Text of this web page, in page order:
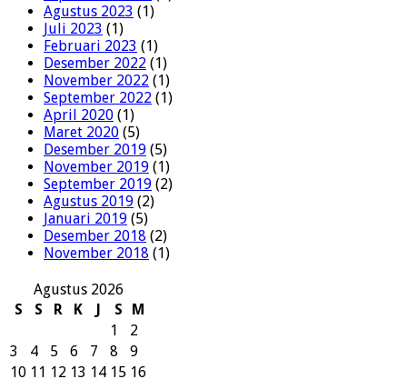
Agustus 2023 (1)
Juli 2023 (1)
Februari 2023 (1)
Desember 2022 (1)
November 2022 (1)
September 2022 (1)
April 2020 (1)
Maret 2020 (5)
Desember 2019 (5)
November 2019 (1)
September 2019 (2)
Agustus 2019 (2)
Januari 2019 (5)
Desember 2018 (2)
November 2018 (1)
Agustus 2026
S
S R K S
M
1
2
3
4 5 6 7 8
9
10 11 12 13 14 15 16